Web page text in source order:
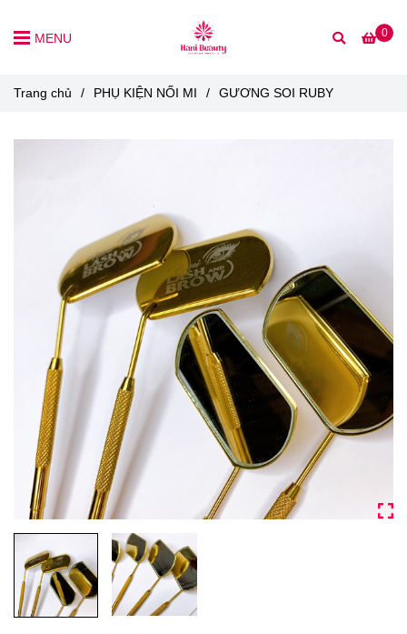
0
MENU
Trang chủ / PHỤ KIỆN NỐI MI / GƯƠNG SOI RUBY